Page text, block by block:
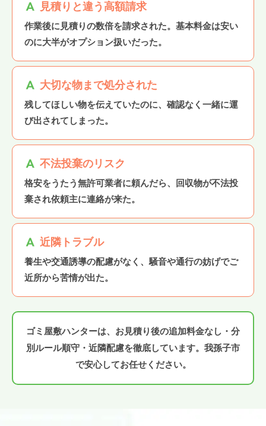
見積りと違う高額請求
作業後に見積りの数倍を請求された。基本料金は安い
のに大半がオプション扱いだった。
大切な物まで処分された
残してほしい物を伝えていたのに、確認なく一緒に運
び出されてしまった。
不法投棄のリスク
格安をうたう無許可業者に頼んだら、回収物が不法投
棄され依頼主に連絡が来た。
近隣トラブル
養生や交通誘導の配慮がなく、騒音や通行の妨げでご
近所から苦情が出た。
ゴミ屋敷ハンターは、お見積り後の追加料金なし・分
別ルール順守・近隣配慮を徹底しています。我孫子市
で安心してお任せください。